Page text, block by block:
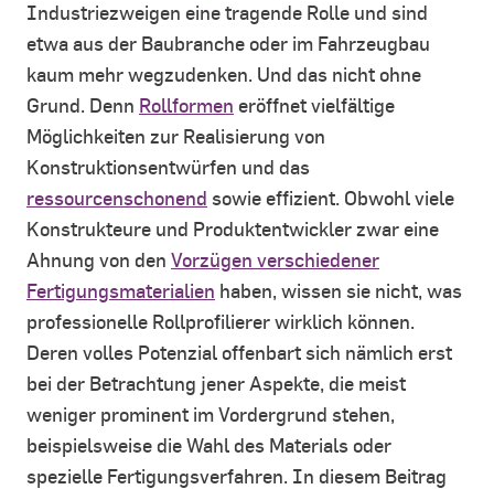
Industriezweigen eine tragende Rolle und sind
etwa aus der Baubranche oder im Fahrzeugbau
kaum mehr wegzudenken. Und das nicht ohne
Grund. Denn Rollformen eröffnet vielfältige
Möglichkeiten zur Realisierung von
Konstruktionsentwürfen und das
ressourcenschonend sowie effizient. Obwohl viele
Konstrukteure und Produktentwickler zwar eine
Ahnung von den Vorzügen verschiedener
Fertigungsmaterialien haben, wissen sie nicht, was
professionelle Rollprofilierer wirklich können.
Deren volles Potenzial offenbart sich nämlich erst
bei der Betrachtung jener Aspekte, die meist
weniger prominent im Vordergrund stehen,
beispielsweise die Wahl des Materials oder
spezielle Fertigungsverfahren. In diesem Beitrag